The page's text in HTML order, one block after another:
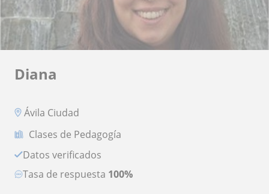
Diana
Ávila Ciudad
Clases de Pedagogía
Datos verificados
Tasa de respuesta 100%